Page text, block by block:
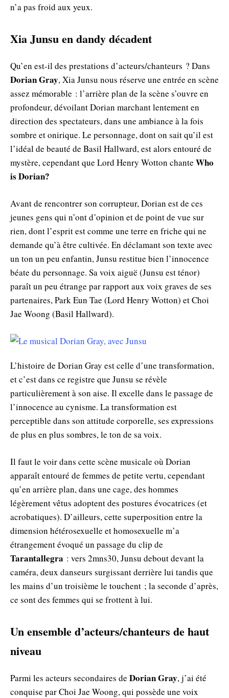
n’a pas froid aux yeux.
Xia Junsu en dandy décadent
Qu’en est-il des prestations d’acteurs/chanteurs ? Dans
Dorian Gray, Xia Junsu nous réserve une entrée en scène
assez mémorable : l’arrière plan de la scène s’ouvre en
profondeur, dévoilant Dorian marchant lentement en
direction des spectateurs, dans une ambiance à la fois
sombre et onirique. Le personnage, dont on sait qu’il est
l’idéal de beauté de Basil Hallward, est alors entouré de
mystère, cependant que Lord Henry Wotton chante Who
is Dorian?
Avant de rencontrer son corrupteur, Dorian est de ces
jeunes gens qui n’ont d’opinion et de point de vue sur
rien, dont l’esprit est comme une terre en friche qui ne
demande qu’à être cultivée. En déclamant son texte avec
un ton un peu enfantin, Junsu restitue bien l’innocence
béate du personnage. Sa voix aiguë (Junsu est ténor)
paraît un peu étrange par rapport aux voix graves de ses
partenaires, Park Eun Tae (Lord Henry Wotton) et Choi
Jae Woong (Basil Hallward).
L’histoire de Dorian Gray est celle d’une transformation,
et c’est dans ce registre que Junsu se révèle
particulièrement à son aise. Il excelle dans le passage de
l’innocence au cynisme. La transformation est
perceptible dans son attitude corporelle, ses expressions
de plus en plus sombres, le ton de sa voix.
Il faut le voir dans cette scène musicale où Dorian
apparaît entouré de femmes de petite vertu, cependant
qu’en arrière plan, dans une cage, des hommes
légèrement vêtus adoptent des postures évocatrices (et
acrobatiques). D’ailleurs, cette superposition entre la
dimension hétérosexuelle et homosexuelle m’a
étrangement évoqué un passage du clip de
Tarantallegra : vers 2mns30, Junsu debout devant la
caméra, deux danseurs surgissant derrière lui tandis que
les mains d’un troisième le touchent ; la seconde d’après,
ce sont des femmes qui se frottent à lui.
Un ensemble d’acteurs/chanteurs de haut
niveau
Parmi les acteurs secondaires de Dorian Gray, j’ai été
conquise par Choi Jae Woong, qui possède une voix